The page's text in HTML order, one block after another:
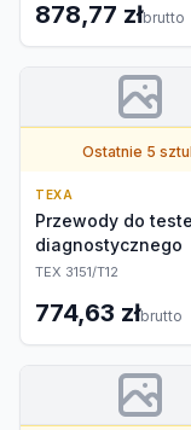
878,77 złbrutto
Ostatnie 5
TEXA
Przewody do
diagnostycznego
TEX 3151/T12
774,63 złbrutto